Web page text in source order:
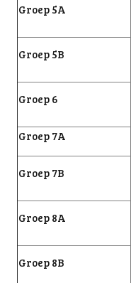
Groep 5A
Groep 5B
Groep 6
Groep 7A
Groep 7B
Groep 8A
Groep 8B